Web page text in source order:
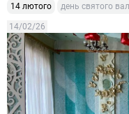
14 лютого день святого
14/02/26